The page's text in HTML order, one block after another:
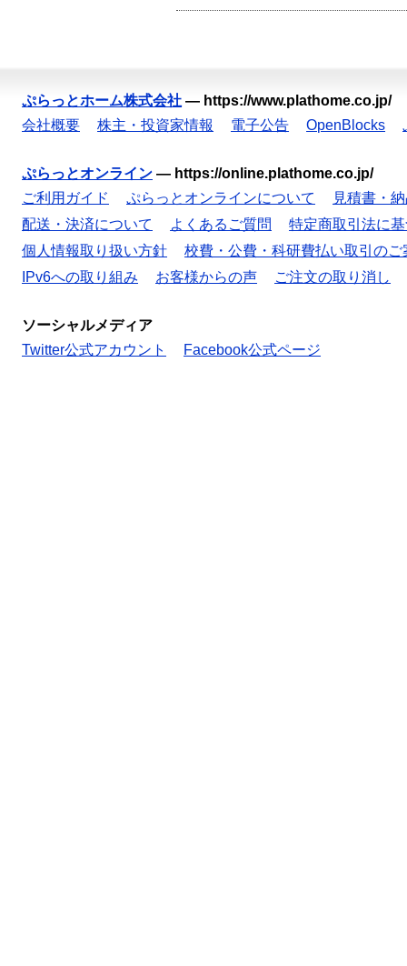
ぷらっとホーム株式会社 — https://www.plathome.co.jp/
会社概要
株主・投資家情報 電子公告 OpenBlocks
ぷらっとオンライン — https://online.plathome.co.jp/
ご利用ガイド
ぷらっとオンラインについて
見積書・
配送・決済について
よくあるご質問
特定商取引法に
個人情報取り扱い方針
校費・公費・科研費払い取引のご
IPv6への取り組み
お客様からの声 ご注文の取り消し
ソーシャルメディア
Twitter公式アカウント
Facebook公式ページ